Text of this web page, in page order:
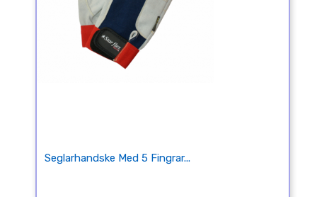
Seglarhandske Med 5 Fingrar...